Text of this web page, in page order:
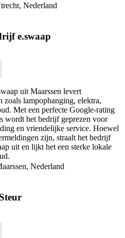
Nederland
e.swaap
uit Maarssen levert
zoals lampophanging, elektra,
Met een perfecte Google‑rating
wordt het bedrijf geprezen voor
en vriendelijke service. Hoewel
zijn, straalt het bedrijf
uit en lijkt het een sterke lokale
Nederland